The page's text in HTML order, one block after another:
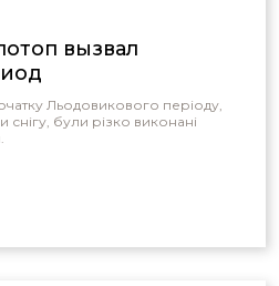
вызвал
Льодовикового періоду,
снігу, були різко виконані